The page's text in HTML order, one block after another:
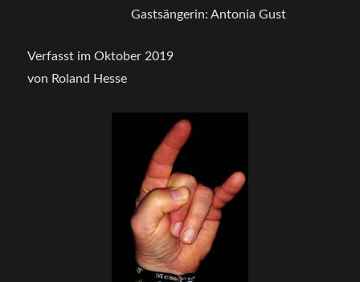
Gastsängerin: Antonia Gust
Verfasst im Oktober 2019
von Roland Hesse